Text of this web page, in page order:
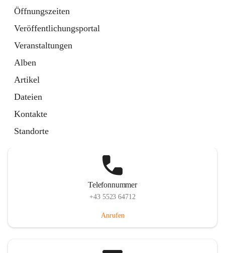
Öffnungszeiten
Veröffentlichungsportal
Veranstaltungen
Alben
Artikel
Dateien
Kontakte
Standorte
Telefonnummer
+43 5523 64712
Anrufen